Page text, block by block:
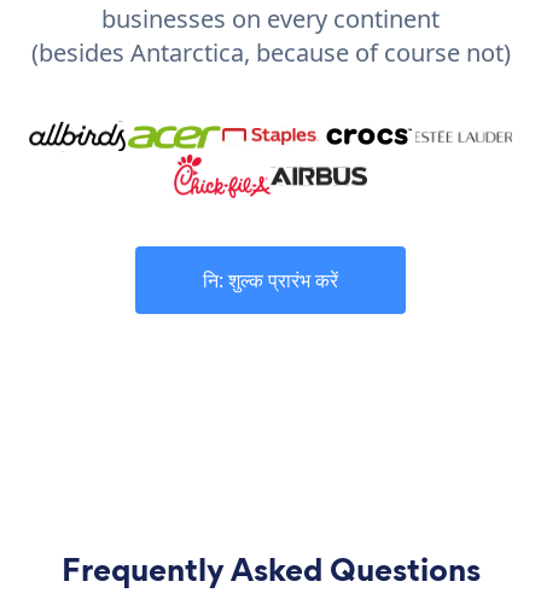
businesses on every continent
(besides Antarctica, because of course not)
नि: शुल्क प्रारंभ करें
Frequently Asked Questions